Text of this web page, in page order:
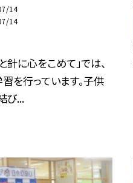
14
14
針に心をこめて」では、
を行っています。子供
び...